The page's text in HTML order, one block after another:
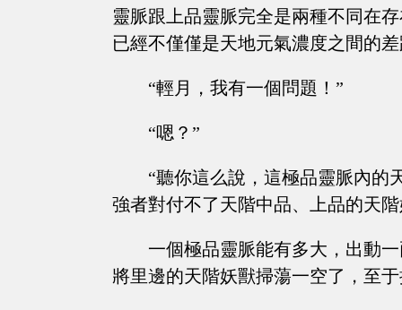
靈脈跟上品靈脈完全是兩種不同在
已經不僅僅是天地元氣濃度之間的
“輕月，我有一個問題！”
“嗯？”
“聽你這么說，這極品靈脈內的
強者對付不了天階中品、上品的天
一個極品靈脈能有多大，出動
將里邊的天階妖獸掃蕩一空了，至